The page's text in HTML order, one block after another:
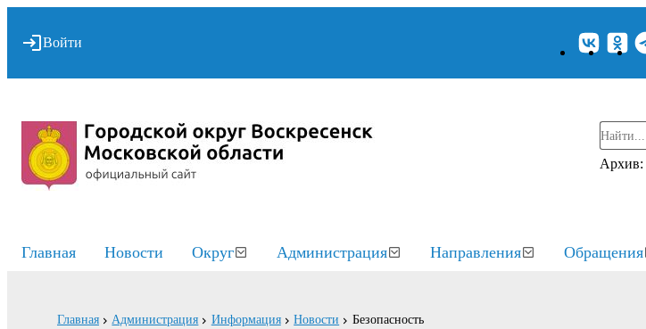
Войти
Архив:
Главная Новости Округ Администрация Направления Обращения
Главная Администрация Информация Новости Безопасность